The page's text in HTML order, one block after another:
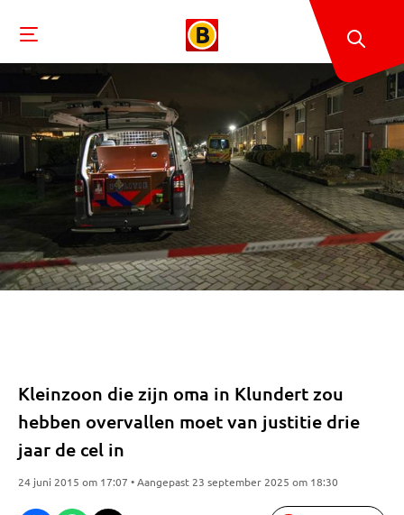
Kleinzoon die zijn oma in Klundert zou
hebben overvallen moet van justitie drie
jaar de cel in
24 juni 2015 om 17:07 • Aangepast 23 september 2025 om 18:30